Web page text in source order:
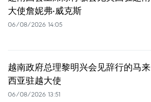
大使詹妮弗·威克斯
06/08/2026 14:05
越南政府总理黎明兴会见辞行的马来
西亚驻越大使
06/08/2026 13:51